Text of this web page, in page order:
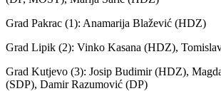
Grad Pakrac (1): Anamarija Blažević (HDZ)
Grad Lipik (2): Vinko Kasana (HDZ),
Grad Kutjevo (3): Josip Budimir (HDZ),
(SDP), Damir Razumović (DP)